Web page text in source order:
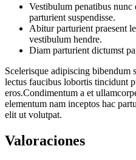
Vestibulum penatibus
parturient suspendisse.
Abitur parturient praesent
vestibulum hendre.
Diam parturient dictumst
Scelerisque adipiscing bibendum
lectus faucibus lobortis tincidunt
eros.Condimentum a et
elementum nam inceptos hac
elit ut volutpat.
Valoraciones